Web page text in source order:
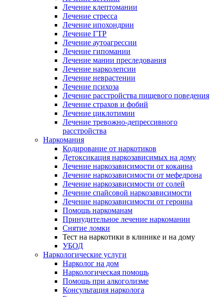
Лечение клептомании
Лечение стресса
Лечение ипохондрии
Лечение ГТР
Лечение аутоагрессии
Лечение гипомании
Лечение мании преследования
Лечение нарколепсии
Лечение неврастении
Лечение психоза
Лечение расстройства пищевого поведения
Лечение страхов и фобий
Лечение циклотимии
Лечение тревожно-депрессивного
расстройства
Наркомания
Кодирование от наркотиков
Детоксикация наркозависимых на дому
Лечение наркозависимости от кокаина
Лечение наркозависимости от мефедрона
Лечение наркозависимости от солей
Лечение спайсовой наркозависимости
Лечение наркозависимости от героина
Помощь наркоманам
Принудительное лечение наркомании
Снятие ломки
Тест на наркотики в клинике и на дому
УБОД
Наркологические услуги
Нарколог на дом
Наркологическая помощь
Помощь при алкоголизме
Консультация нарколога